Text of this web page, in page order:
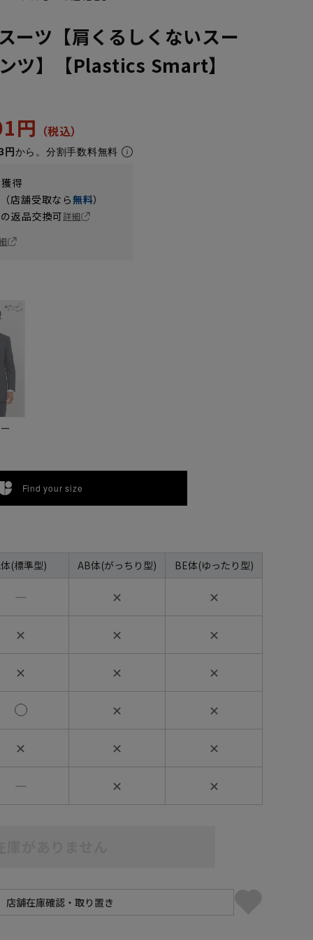
ーツ【肩くるしくないスー
ツ】【Plastics Smart】
円
円から。分割手数料無料
得
店舗受取なら無料）
返品交換可詳細
Find your size
(標準型) AB体(がっちり型) BE体(ゆったり型)
― ✕ ✕
✕ ✕ ✕
✕ ✕ ✕
✕ ✕
✕ ✕ ✕
― ✕ ✕